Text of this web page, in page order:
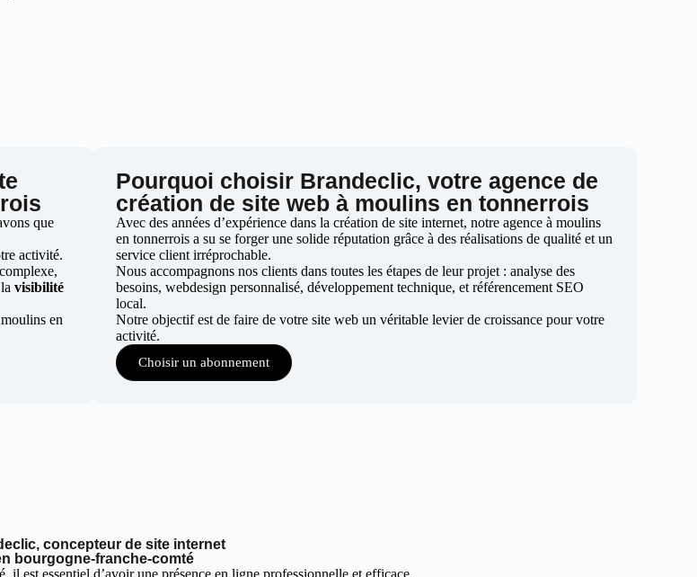
que
activité.
lavisibilité
en
Pourquoi choisir Brandeclic, votre agence de
création de site web à moulins en tonnerrois
Avec des années d’expérience dans la création de site internet, notre agence à moulins
en tonnerrois a su se forger une solide réputation grâce à des réalisations de qualité et un
service client irréprochable.
Nous accompagnons nos clients dans toutes les étapes de leur projet : analyse des
besoins, webdesign personnalisé, développement technique, et référencement SEO
local.
Notre objectif est de faire de votre site web un véritable levier de croissance pour votre
activité.
Choisir un abonnement
concepteur de site internet
bourgogne-franche-comté
il est essentiel d’avoir une présence en ligne professionnelle et efficace.